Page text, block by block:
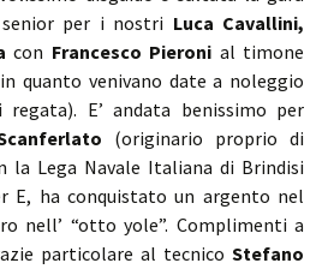
per i nostri Luca Cavallini,
con Francesco Pieroni al timone
quanto venivano date a noleggio
regata). E’ andata benissimo per
(originario proprio di
la Lega Navale Italiana di Brindisi
E, ha conquistato un argento nel
nell’ “otto yole”. Complimenti a
particolare al tecnico Stefano